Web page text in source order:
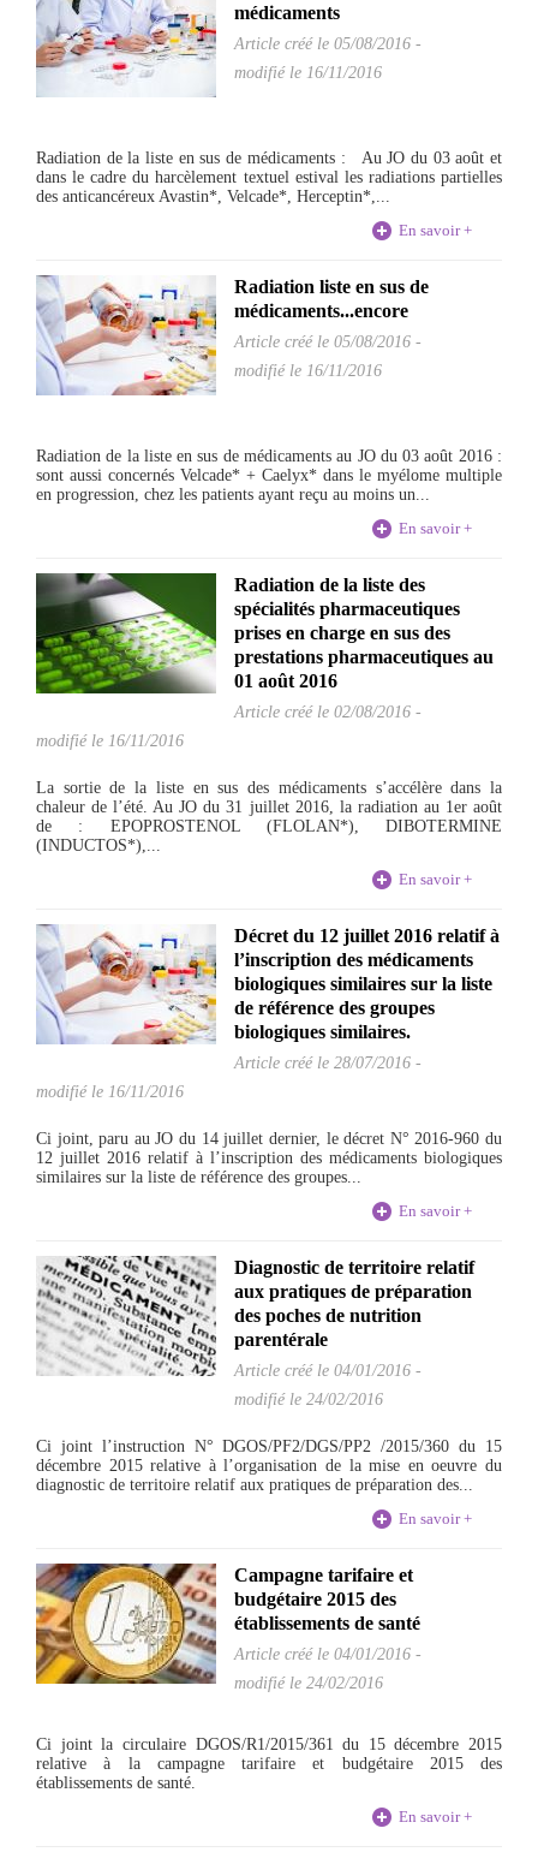
médicaments
Article créé le 05/08/2016 -
modifié le 16/11/2016
Radiation de la liste en sus de médicaments : Au JO du 03 août et
dans le cadre du harcèlement textuel estival les radiations partielles
des anticancéreux Avastin*, Velcade*, Herceptin*,...
En savoir +
Radiation liste en sus de
médicaments...encore
Article créé le 05/08/2016 -
modifié le 16/11/2016
Radiation de la liste en sus de médicaments au JO du 03 août 2016 :
sont aussi concernés Velcade* + Caelyx* dans le myélome multiple
en progression, chez les patients ayant reçu au moins un...
En savoir +
Radiation de la liste des
spécialités pharmaceutiques
prises en charge en sus des
prestations pharmaceutiques au
01 août 2016
Article créé le 02/08/2016 -
modifié le 16/11/2016
La sortie de la liste en sus des médicaments s’accélère dans la
chaleur de l’été. Au JO du 31 juillet 2016, la radiation au 1er août
de : EPOPROSTENOL (FLOLAN*), DIBOTERMINE
(INDUCTOS*),...
En savoir +
Décret du 12 juillet 2016 relatif à
l’inscription des médicaments
biologiques similaires sur la liste
de référence des groupes
biologiques similaires.
Article créé le 28/07/2016 -
modifié le 16/11/2016
Ci joint, paru au JO du 14 juillet dernier, le décret N° 2016-960 du
12 juillet 2016 relatif à l’inscription des médicaments biologiques
similaires sur la liste de référence des groupes...
En savoir +
Diagnostic de territoire relatif
aux pratiques de préparation
des poches de nutrition
parentérale
Article créé le 04/01/2016 -
modifié le 24/02/2016
Ci joint l’instruction N° DGOS/PF2/DGS/PP2 /2015/360 du 15
décembre 2015 relative à l’organisation de la mise en oeuvre du
diagnostic de territoire relatif aux pratiques de préparation des...
En savoir +
Campagne tarifaire et
budgétaire 2015 des
établissements de santé
Article créé le 04/01/2016 -
modifié le 24/02/2016
Ci joint la circulaire DGOS/R1/2015/361 du 15 décembre 2015
relative à la campagne tarifaire et budgétaire 2015 des
établissements de santé.
En savoir +